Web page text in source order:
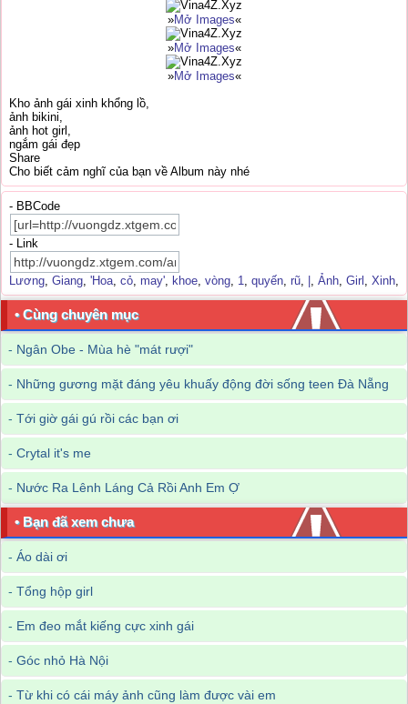
»Mở Images«
»Mở Images«
»Mở Images«
Kho ảnh gái xinh khổng lồ,
ảnh bikini,
ảnh hot girl,
ngắm gái đẹp
Share
Cho biết cảm nghĩ của bạn về Album này nhé
- BBCode
- Link
Lương, Giang, 'Hoa, cỏ, may', khoe, vòng, 1, quyến, rũ, , Ảnh, Girl , Xinh,
• Cùng chuyên mục
- Ngân Obe - Mùa hè "mát rượi"
- Những gương mặt đáng yêu khuấy động đời sống teen Đà Nẵng
- Tới giờ gái gú rồi các bạn ơi
- Crytal it's me
- Nước Ra Lênh Láng Cả Rồi Anh Em Ợ
• Bạn đã xem chưa
- Áo dài ơi
- Tổng hộp girl
- Em đeo mắt kiếng cực xinh gái
- Góc nhỏ Hà Nội
- Từ khi có cái máy ảnh cũng làm được vài em